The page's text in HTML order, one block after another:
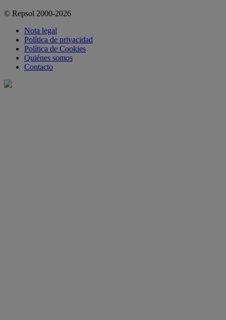
© Repsol 2000-2026
Nota legal
Política de privacidad
Política de Cookies
Quiénes somos
Contacto